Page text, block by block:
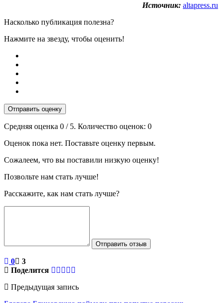
Источник: altapress.ru
Насколько публикация полезна?
Нажмите на звезду, чтобы оценить!
Отправить оценку
Средняя оценка 0 / 5. Количество оценок: 0
Оценок пока нет. Поставьте оценку первым.
Сожалеем, что вы поставили низкую оценку!
Позвольте нам стать лучше!
Расскажите, как нам стать лучше?
Отправить отзыв
0
3
Поделится
Предыдущая запись